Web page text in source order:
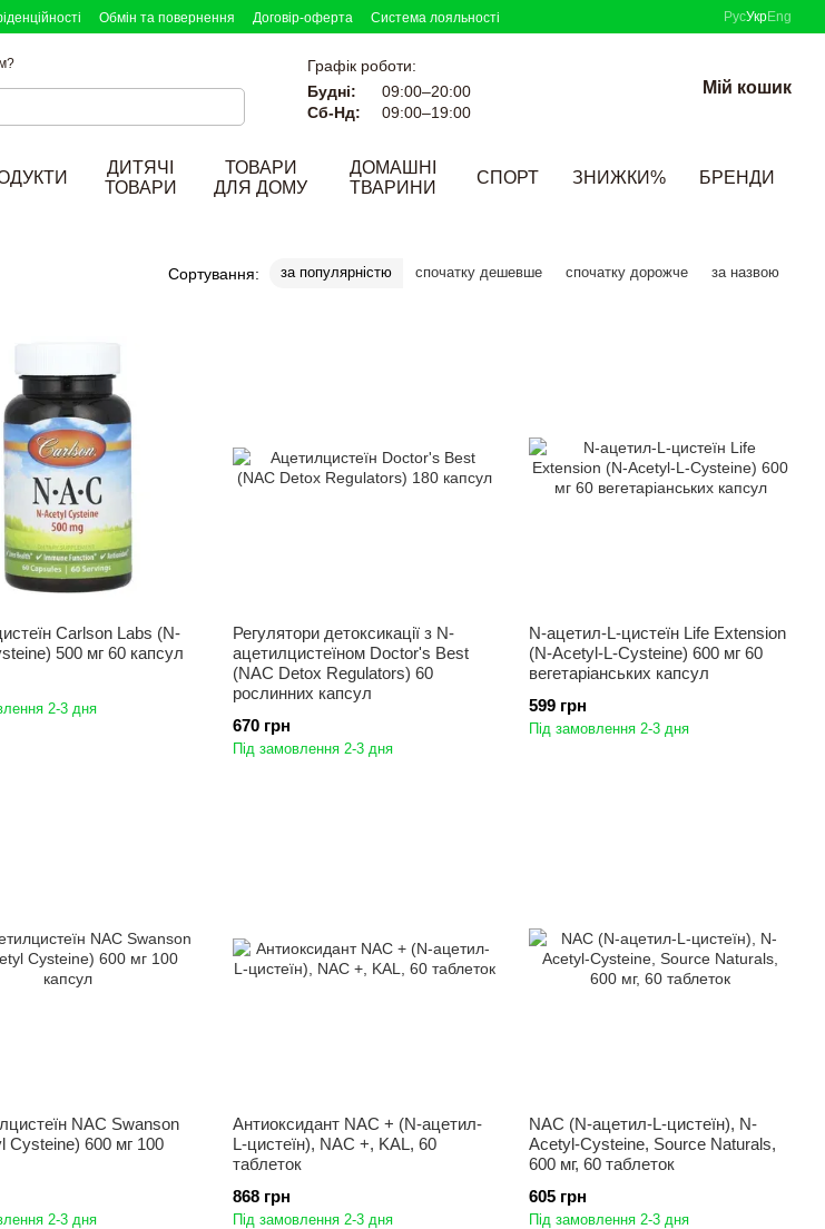
Обмін та повернення Договір-оферта
Система лояльності
РусУкрEng
Графік роботи:
Будні:
09:00–20:00
Сб-Нд:
09:00–19:00
Мій кошик
ДИТЯЧІ
ТОВАРИ
ТОВАРИ
ДЛЯ ДОМУ
ДОМАШНІ
ТВАРИНИ
СПОРТ ЗНИЖКИ% БРЕНДИ
Сортування: за популярністю спочатку дешевше спочатку дорожче за назвою
Carlson Labs (N-
500 мг 60 капcул
2-3 дня
Регулятори детоксикації з N-
ацетилцистеїном Doctor's Best
(NAC Detox Regulators) 60
рослинних капсул
670 грн
Під замовлення 2-3 дня
N-ацетил-L-цистеїн Life Extension
(N-Acetyl-L-Cysteine) 600 мг 60
вегетаріанських капсул
599 грн
Під замовлення 2-3 дня
NAC Swanson
Cysteine) 600 мг 100
2-3 дня
Антиоксидант NAC + (N-ацетил-
L-цистеїн), NAC +, KAL, 60
таблеток
868 грн
Під замовлення 2-3 дня
NAC (N-ацетил-L-цистеїн), N-
Acetyl-Cysteine, Source Naturals,
600 мг, 60 таблеток
605 грн
Під замовлення 2-3 дня